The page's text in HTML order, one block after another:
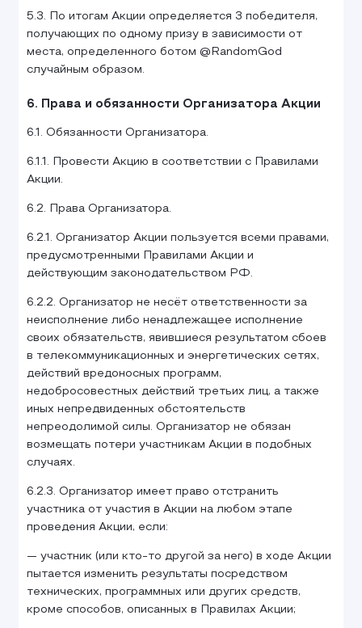
5.3. По итогам Акции определяется 3 победителя,
получающих по одному призу в зависимости от
места, определенного ботом @RandomGod
случайным образом.
6. Права и обязанности Организатора Акции
6.1. Обязанности Организатора.
6.1.1. Провести Акцию в соответствии с Правилами
Акции.
6.2. Права Организатора.
6.2.1. Организатор Акции пользуется всеми правами,
предусмотренными Правилами Акции и
действующим законодательством РФ.
6.2.2. Организатор не несёт ответственности за
неисполнение либо ненадлежащее исполнение
своих обязательств, явившиеся результатом сбоев
в телекоммуникационных и энергетических сетях,
действий вредоносных программ,
недобросовестных действий третьих лиц, а также
иных непредвиденных обстоятельств
непреодолимой силы. Организатор не обязан
возмещать потери участникам Акции в подобных
случаях.
6.2.3. Организатор имеет право отстранить
участника от участия в Акции на любом этапе
проведения Акции, если:
— участник (или кто-то другой за него) в ходе Акции
пытается изменить результаты посредством
технических, программных или других средств,
кроме способов, описанных в Правилах Акции;